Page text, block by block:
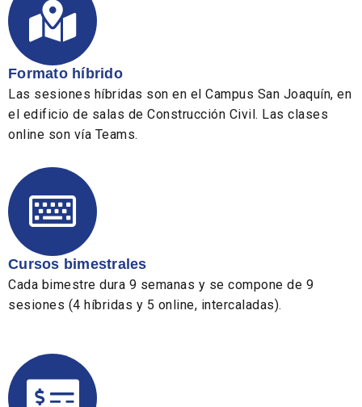
Formato híbrido
Las sesiones híbridas son en el Campus San Joaquín, en
el edificio de salas de Construcción Civil. Las clases
online son vía Teams.
Cursos bimestrales
Cada bimestre dura 9 semanas y se compone de 9
sesiones (4 híbridas y 5 online, intercaladas).